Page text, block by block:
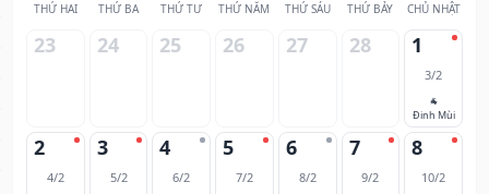
THỨ HAI THỨ BA THỨ TƯ THỨ NĂM THỨ SÁU THỨ BẢY CHỦ NHẬT
23 24 25 26 27 28 1
3/2
🐐
Đinh Mùi
2
4/2
3
5/2
4
6/2
5
7/2
6
8/2
7
9/2
8
10/2